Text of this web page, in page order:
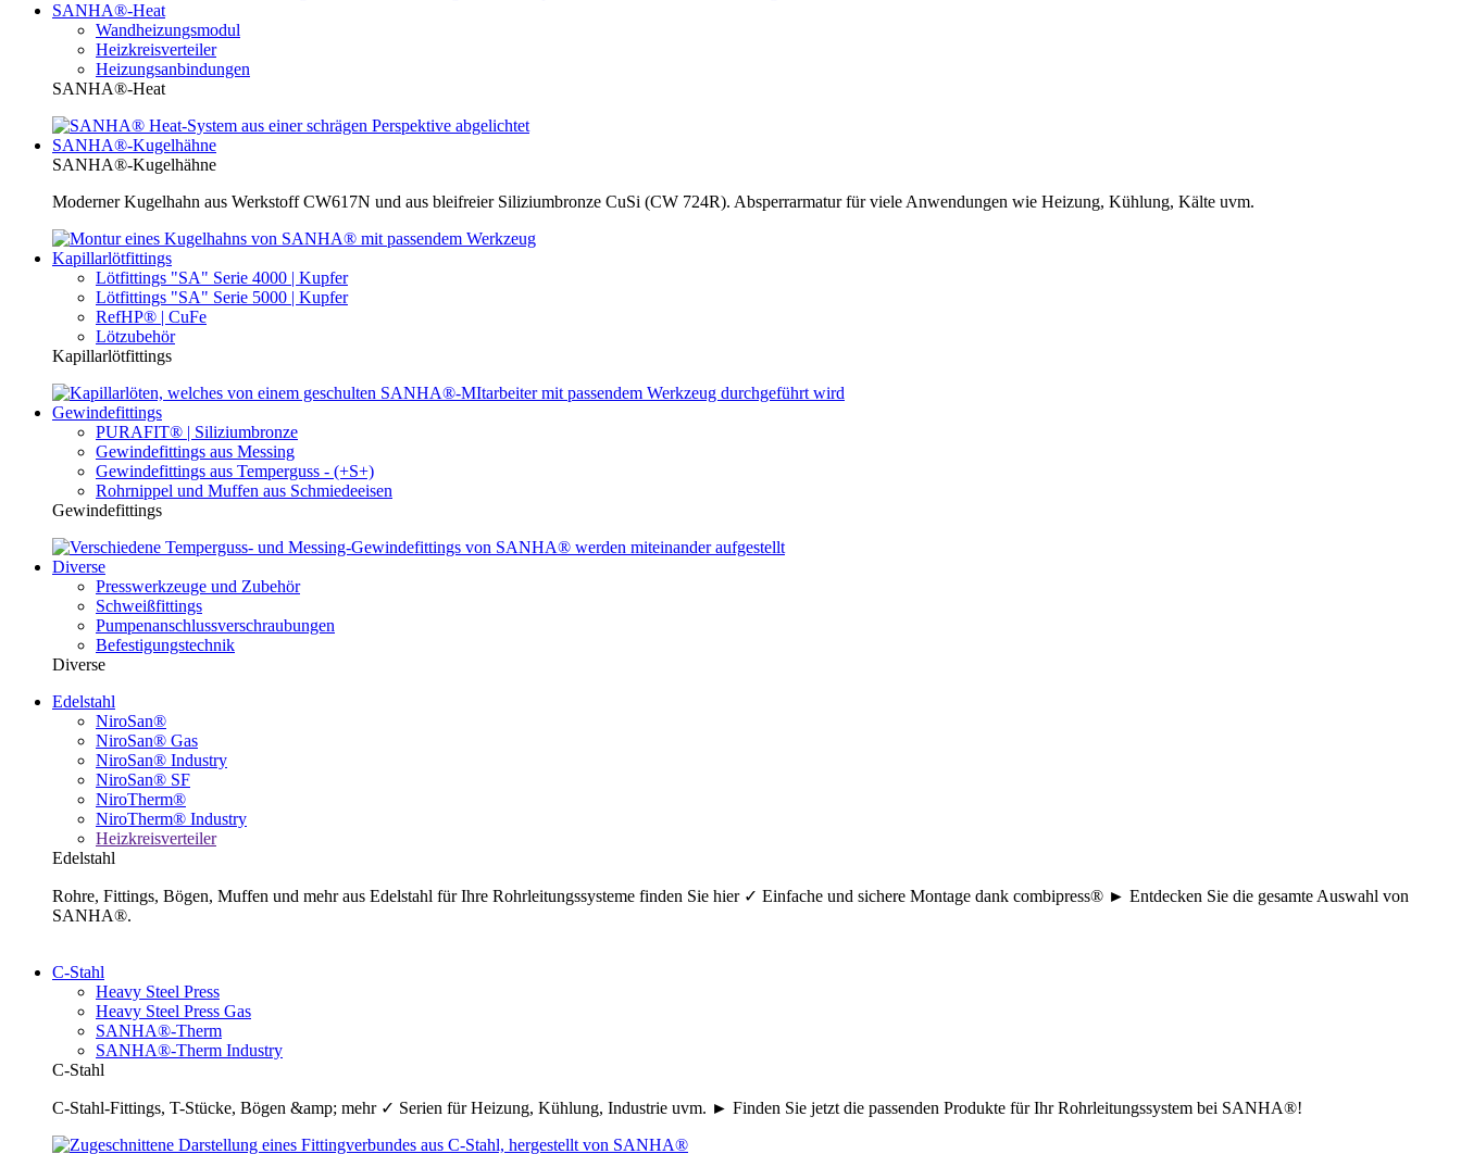
SANHA®-Heat
Wandheizungsmodul
Heizkreisverteiler
Heizungsanbindungen
SANHA®-Heat
SANHA®-Kugelhähne
SANHA®-Kugelhähne
Moderner Kugelhahn aus Werkstoff CW617N und aus bleifreier Siliziumbronze CuSi (CW 724R). Absperrarmatur für viele Anwendungen wie Heizung, Kühlung, Kälte uvm.
Kapillarlötfittings
Lötfittings "SA" Serie 4000 | Kupfer
Lötfittings "SA" Serie 5000 | Kupfer
RefHP® | CuFe
Lötzubehör
Kapillarlötfittings
Gewindefittings
PURAFIT® | Siliziumbronze
Gewindefittings aus Messing
Gewindefittings aus Temperguss - (+S+)
Rohrnippel und Muffen aus Schmiedeeisen
Gewindefittings
Diverse
Presswerkzeuge und Zubehör
Schweißfittings
Pumpenanschlussverschraubungen
Befestigungstechnik
Diverse
Edelstahl
NiroSan®
NiroSan® Gas
NiroSan® Industry
NiroSan® SF
NiroTherm®
NiroTherm® Industry
Heizkreisverteiler
Edelstahl
Rohre, Fittings, Bögen, Muffen und mehr aus Edelstahl für Ihre Rohrleitungssysteme finden Sie hier ✓ Einfache und sichere Montage dank combipress® ► Entdecken Sie die gesamte Auswahl von
SANHA®.
C-Stahl
Heavy Steel Press
Heavy Steel Press Gas
SANHA®-Therm
SANHA®-Therm Industry
C-Stahl
C-Stahl-Fittings, T-Stücke, Bögen &amp; mehr ✓ Serien für Heizung, Kühlung, Industrie uvm. ► Finden Sie jetzt die passenden Produkte für Ihr Rohrleitungssystem bei SANHA®!